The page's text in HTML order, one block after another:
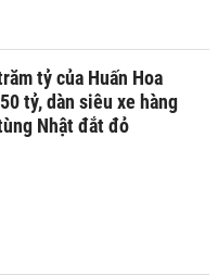
tỷ của Huấn Hoa
tỷ, dàn siêu xe hàng
Nhật đắt đỏ